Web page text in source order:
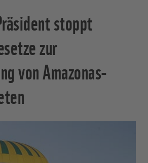
stoppt
zur
von Amazonas-